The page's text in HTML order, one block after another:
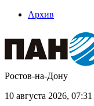
Архив
Ростов-на-Дону
10 августа 2026, 07:31